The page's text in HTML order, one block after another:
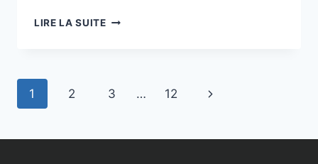
LIRE LA SUITE
1 2 3 … 12